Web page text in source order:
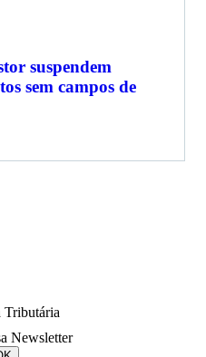
suspendem
sem campos de
Tributária
Newsletter